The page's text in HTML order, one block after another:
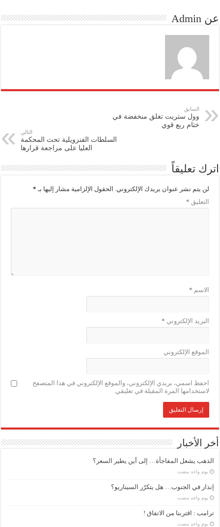
عن Admin
السابق
وول ستريت تغلق منخفضة في
ختام ربع قوي
التالي
السلطات الفنزويلية تحث المحكمة
العليا على مراجعة قرارها
اترك تعليقاً
لن يتم نشر عنوان بريدك الإلكتروني. الحقول الإلزامية مشار إليها بـ *
التعليق *
الاسم *
البريد الإلكتروني *
الموقع الإلكتروني
احفظ اسمي، بريدي الإلكتروني، والموقع الإلكتروني في هذا المتصفح
لاستخدامها المرة المقبلة في تعليقي.
أخر الأخبار
الذهب يشعل المفاجأة… إلى أين يطير السعر؟
‏يوم واحد مضت
إنذار في الجنوب… هل يتكرّر السيناريو؟
‏يوم واحد مضت
ترامب : اقتربنا من الاتفاق !
‏يوم واحد مضت